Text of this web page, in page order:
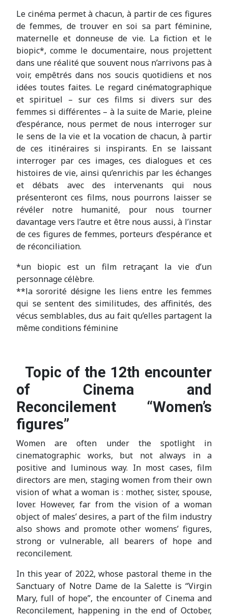
Le cinéma permet à chacun, à partir de ces figures
de femmes, de trouver en soi sa part féminine,
maternelle et donneuse de vie. La fiction et le
biopic*, comme le documentaire, nous projettent
dans une réalité que souvent nous n’arrivons pas à
voir, empêtrés dans nos soucis quotidiens et nos
idées toutes faites. Le regard cinématographique
et spirituel – sur ces films si divers sur des
femmes si différentes – à la suite de Marie, pleine
d’espérance, nous permet de nous interroger sur
le sens de la vie et la vocation de chacun, à partir
de ces itinéraires si inspirants. En se laissant
interroger par ces images, ces dialogues et ces
histoires de vie, ainsi qu’enrichis par les échanges
et débats avec des intervenants qui nous
présenteront ces films, nous pourrons laisser se
révéler notre humanité, pour nous tourner
davantage vers l’autre et être nous aussi, à l’instar
de ces figures de femmes, porteurs d’espérance et
de réconciliation.
*un biopic est un film retraçant la vie d’un
personnage célèbre.
**la sororité désigne les liens entre les femmes
qui se sentent des similitudes, des affinités, des
vécus semblables, dus au fait qu’elles partagent la
même conditions féminine
Topic of the 12th encounter
of Cinema and
Reconcilement “Women’s
figures”
Women are often under the spotlight in
cinematographic works, but not always in a
positive and luminous way. In most cases, film
directors are men, staging women from their own
vision of what a woman is : mother, sister, spouse,
lover. However, far from the vision of a woman
object of males’ desires, a part of the film industry
also shows and promote other womens’ figures,
strong or vulnerable, all bearers of hope and
reconcilement.
In this year of 2022, whose pastoral theme in the
Sanctuary of Notre Dame de la Salette is “Virgin
Mary, full of hope”, the encounter of Cinema and
Reconcilement, happening in the end of October,